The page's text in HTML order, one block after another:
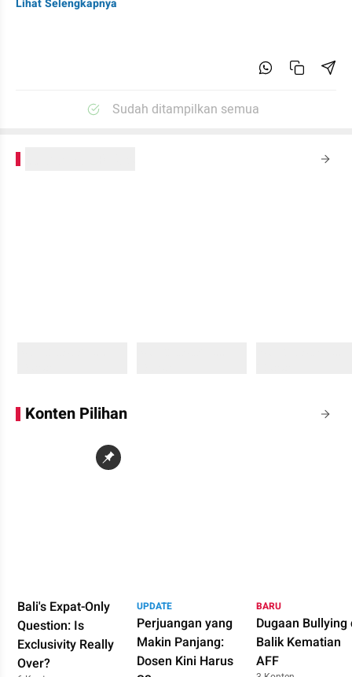
Lihat Selengkapnya
Sudah ditampilkan semua
Konten Pilihan
Bali's Expat-Only
Question: Is
Exclusivity Really
Over?
UPDATE
Perjuangan yang
Makin Panjang:
Dosen Kini Harus
BARU
Dugaan Bullying
Balik Kematian
AFF